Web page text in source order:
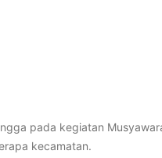
pada kegiatan
kecamatan.